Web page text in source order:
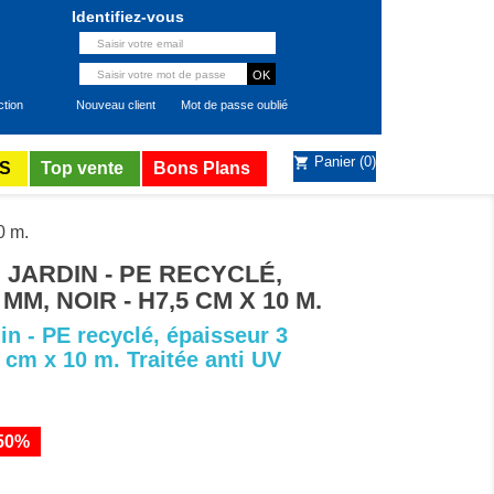
Identifiez-vous
Nouveau client Mot de passe oublié
shopping_cart Panier (0)
Top vente Bons Plans
m.
- PE RECYCLÉ,
NOIR - H7,5 CM X 10 M.
- PE recyclé, épaisseur 3
x 10 m. Traitée anti UV